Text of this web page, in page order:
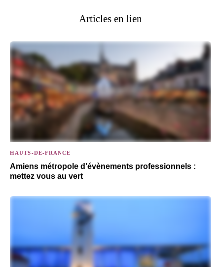
Articles en lien
HAUTS-DE-FRANCE
Amiens métropole d’évènements professionnels :
mettez vous au vert